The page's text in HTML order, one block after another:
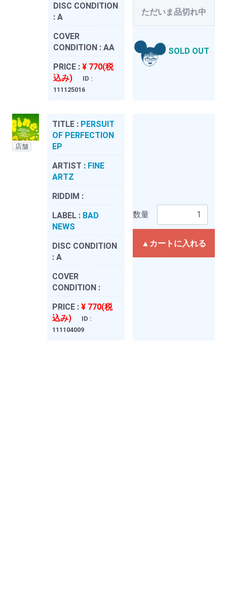
DISC CONDITION
: A
COVER
CONDITION : AA
PRICE : ¥ 770(税
込み)
ID :
111125016
ただいま品切れ中
SOLD OUT
店舗
TITLE : PERSUIT
OF PERFECTION
EP
ARTIST : FINE
ARTZ
RIDDIM :
LABEL : BAD
NEWS
DISC CONDITION
: A
COVER
CONDITION :
PRICE : ¥ 770(税
込み)
ID :
111104009
数量
▲カートに入れる